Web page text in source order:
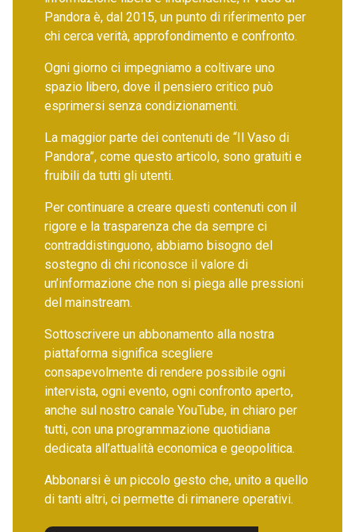
Pandora è, dal 2015, un punto di riferimento per
chi cerca verità, approfondimento e confronto.
Ogni giorno ci impegniamo a coltivare uno
spazio libero, dove il pensiero critico può
esprimersi senza condizionamenti.
La maggior parte dei contenuti de “Il Vaso di
Pandora”, come questo articolo, sono gratuiti e
fruibili da tutti gli utenti.
Per continuare a creare questi contenuti con il
rigore e la trasparenza che da sempre ci
contraddistinguono, abbiamo bisogno del
sostegno di chi riconosce il valore di
un’informazione che non si piega alle pressioni
del mainstream.
Sottoscrivere un abbonamento alla nostra
piattaforma significa scegliere
consapevolmente di rendere possibile ogni
intervista, ogni evento, ogni confronto aperto,
anche sul nostro canale YouTube, in chiaro per
tutti, con una programmazione quotidiana
dedicata all’attualità economica e geopolitica.
Abbonarsi è un piccolo gesto che, unito a quello
di tanti altri, ci permette di rimanere operativi.